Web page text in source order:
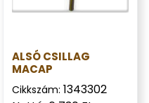
ALSÓ CSILLAG
MACAP
Cikkszám: 1343302